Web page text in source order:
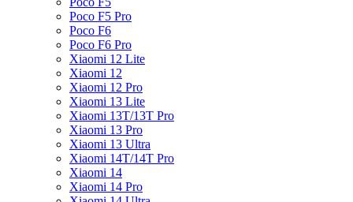
Poco F5 Pro
Poco F6
Poco F6 Pro
Xiaomi 12 Lite
Xiaomi 12
Xiaomi 12 Pro
Xiaomi 13 Lite
Xiaomi 13T/13T Pro
Xiaomi 13 Pro
Xiaomi 13 Ultra
Xiaomi 14T/14T Pro
Xiaomi 14
Xiaomi 14 Pro